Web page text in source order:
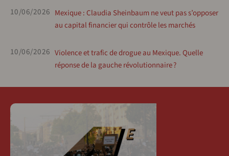
10/06/2026 Mexique : Claudia Sheinbaum ne veut pas s’opposer
au capital financier qui contrôle les marchés
10/06/2026 Violence et trafic de drogue au Mexique. Quelle
réponse de la gauche révolutionnaire ?